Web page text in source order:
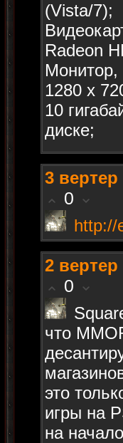
(Vista/7);
Radeon
1280 x
10
диске;
3 вертер
0
http://
2 вертер
0
что
это
игры на
на